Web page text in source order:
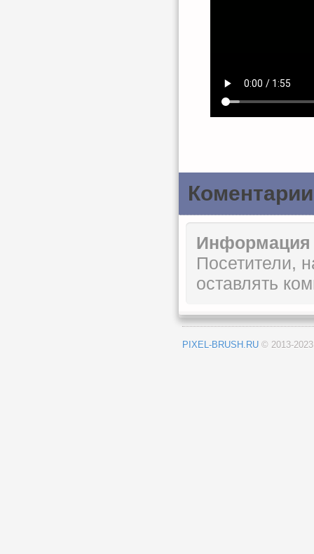
Коментарии
Информация
Посетители,
оставлять
PIXEL-BRUSH.RU © 2013-